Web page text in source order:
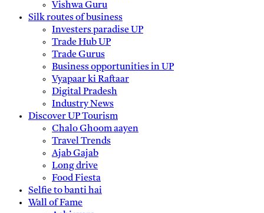
Vishwa Guru
Silk routes of business
Investers paradise UP
Trade Hub UP
Trade Gurus
Business opportunities in UP
Vyapaar ki Raftaar
Digital Pradesh
Industry News
Discover UP Tourism
Chalo Ghoom aayen
Travel Trends
Ajab Gajab
Long drive
Food Fiesta
Selfie to banti hai
Wall of Fame